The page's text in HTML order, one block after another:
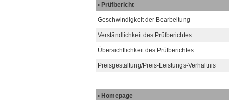
• Prüfbericht
Geschwindigkeit der Bearbeitung
Verständlichkeit des Prüfberichtes
Übersichtlichkeit des Prüfberichtes
Preisgestaltung/Preis-Leistungs-Verhältnis
• Homepage